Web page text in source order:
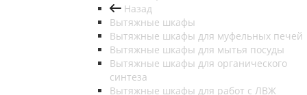
Назад
Вытяжные шкафы
Вытяжные шкафы для муфельных печей
Вытяжные шкафы для мытья посуды
Вытяжные шкафы для органического
синтеза
Вытяжные шкафы для работ с ЛВЖ